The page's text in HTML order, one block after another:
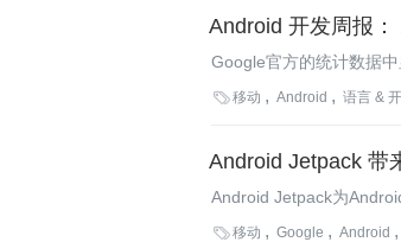
Android 开发周报
Google官方的统计数据
国移动互联网年度报告
移动 Android 语言 &
Android Jetpack 带
Android Jetpack为
Paging、Slices和Android
移动 Google Android